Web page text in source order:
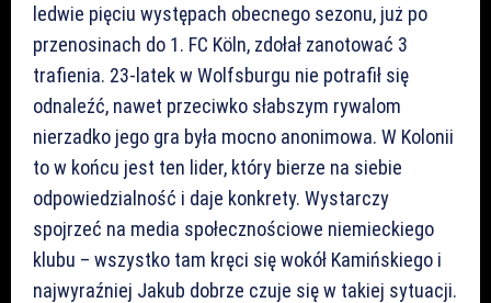
ledwie pięciu występach obecnego sezonu, już po
przenosinach do 1. FC Köln, zdołał zanotować 3
trafienia. 23-latek w Wolfsburgu nie potrafił się
odnaleźć, nawet przeciwko słabszym rywalom
nierzadko jego gra była mocno anonimowa. W Kolonii
to w końcu jest ten lider, który bierze na siebie
odpowiedzialność i daje konkrety. Wystarczy
spojrzeć na media społecznościowe niemieckiego
klubu – wszystko tam kręci się wokół Kamińskiego i
najwyraźniej Jakub dobrze czuje się w takiej sytuacji.